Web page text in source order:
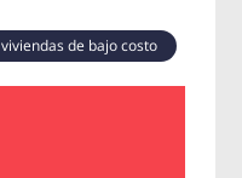
viviendas de bajo costo